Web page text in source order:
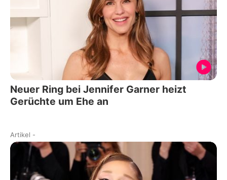
Neuer Ring bei Jennifer Garner heizt
Gerüchte um Ehe an
Artikel -